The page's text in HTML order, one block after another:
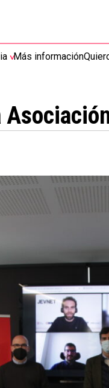
Más información